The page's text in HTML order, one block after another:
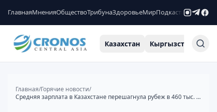
ГлавнаяМненияОбществоТрибунаЗдоровьеМирПодкастыРейтинги
Казахстан Кыргызстан
Главная/Горячие новости/
Средняя зарплата в Казахстане перешагнула рубеж в 460 тыс. тенге